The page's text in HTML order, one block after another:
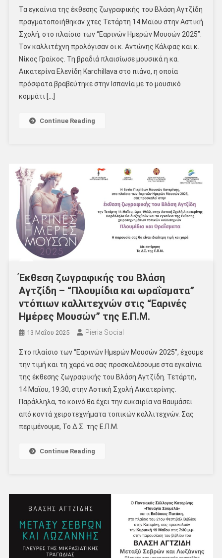
Τα εγκαίνια της έκθεσης ζωγραφικής του Βλάση Αγτζίδη
πραγματοποιήθηκαν χτες Τετάρτη 14 Μαϊου στην Αστική
Σχολή, στο πλαίσιο των “Εαρινών Ημερών Μουσών 2025”.
Τον καλλιτέχνη προλόγισαν οι κ. Αντώνης Κάλφας και κ.
Νίκος Γραίκος. Τη βραδιά πλαισίωσε μουσικά η κα.
Αικατερίνα Ελενίδη Karchillava στο πιάνο, η οποία
πρόσφατα βραβεύτηκε στην Ισπανία με το μουσικό
κομμάτι […]
Continue Reading
Έκθεση ζωγραφικής του Βλάση
Αγτζίδη – “Πλουμίδια και ωραΐσματα”
ντόπιων καλλιτεχνών στις “Εαρινές
Ημέρες Μουσών” της Ε.Π.Μ.
13 Μαΐου 2025 Pieria Social
Στο πλαίσιο των “Εαρινών Ημερών Μουσών 2025”, έχουμε
την τιμή και τη χαρά να σας προσκαλέσουμε στα εγκαίνια
της έκθεσης ζωγραφικής του Βλάση Αγτζίδη. Τετάρτη,
14 Μαϊου, 19:30, στην Αστική Σχολή Αικατερίνης.
Παράλληλα, το κοινό θα έχει την ευκαιρία να θαυμάσει
από κοντά χειροτεχνήματα τοπικών καλλιτεχνών. Σας
περιμένουμε, Το Δ.Σ. της Ε.Π.Μ.
Continue Reading